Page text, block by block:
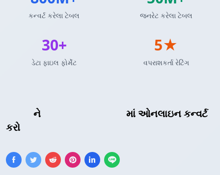
ને
માં ઓનલાઇન કન્વર્ટ
કરો
કન્વર્ટ કરેલા ટેબલ જનરેટ કરેલા ટેબલ
30+
ડેટા ફાઇલ ફોર્મેટ
5★
વપરાશકર્તા રેટિંગ